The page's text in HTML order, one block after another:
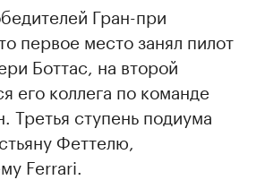
Гран-при
первое место занял пилот
Боттас, на второй
его коллега по команде
Третья ступень подиума
Феттелю,
Ferrari.